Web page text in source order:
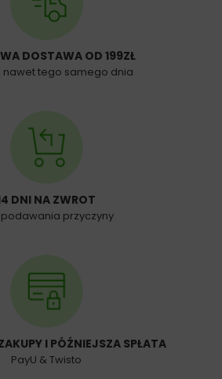
DOSTAWA OD 199ZŁ
nawet tego samego dnia
DNI NA ZWROT
podawania przyczyny
I PÓŹNIEJSZA SPŁATA
PayU & Twisto